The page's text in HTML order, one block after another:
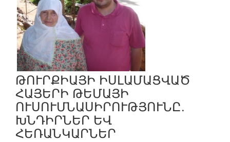
ԹՈՒՐՔԻԱՅԻ ԻՍԼԱՄԱՑՎԱԾ
ՀԱՅԵՐԻ ԹԵՄԱՅԻ
ՈՒՍՈՒՄՆԱՍԻՐՈՒԹՅՈՒՆԸ.
ԽՆԴԻՐՆԵՐ ԵՎ
ՀԵՌԱՆԿԱՐՆԵՐ